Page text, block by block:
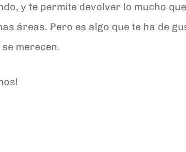
y te permite devolver lo mucho
áreas. Pero es algo que te ha de
merecen.